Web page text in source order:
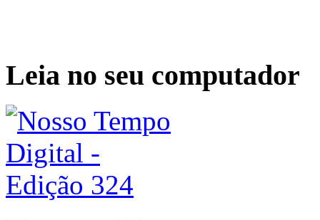
Leia no seu computador